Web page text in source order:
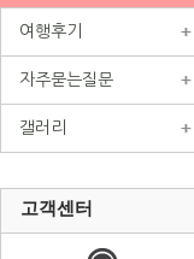
여행후기
자주묻는질문
갤러리
고객센터